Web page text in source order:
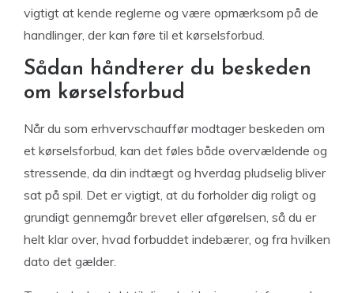
vigtigt at kende reglerne og være opmærksom på de
handlinger, der kan føre til et kørselsforbud.
Sådan håndterer du beskeden
om kørselsforbud
Når du som erhvervschauffør modtager beskeden om
et kørselsforbud, kan det føles både overvældende og
stressende, da din indtægt og hverdag pludselig bliver
sat på spil. Det er vigtigt, at du forholder dig roligt og
grundigt gennemgår brevet eller afgørelsen, så du er
helt klar over, hvad forbuddet indebærer, og fra hvilken
dato det gælder.